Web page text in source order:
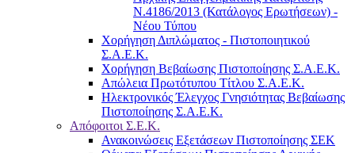
Ν.4186/2013 (Κατάλογος Ερωτήσεων) -
Νέου Τύπου
Χορήγηση Διπλώματος - Πιστοποιητικού
Σ.Α.Ε.Κ.
Χορήγηση Βεβαίωσης Πιστοποίησης Σ.Α.Ε.Κ.
Απώλεια Πρωτότυπου Τίτλου Σ.Α.Ε.Κ.
Ηλεκτρονικός Έλεγχος Γνησιότητας Βεβαίωσης
Πιστοποίησης Σ.Α.Ε.Κ.
Απόφοιτοι Σ.Ε.Κ.
Ανακοινώσεις Εξετάσεων Πιστοποίησης ΣΕΚ